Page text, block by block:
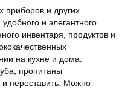
приборов и других
и элегантного
инвентаря, продуктов и
на кухне и дома.
пропитаны
переставить. Можно